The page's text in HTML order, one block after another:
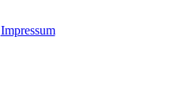
Impressum